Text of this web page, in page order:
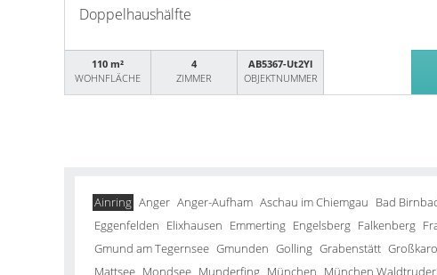
Doppelhaushälfte
110 m²
WOHNFLÄCHE
4
ZIMMER
AB5367-Ut2Yl
OBJEKTNUMMER
Ainring Anger Anger-Aufham Aschau im Chiemgau Bad
Eggenfelden Elixhausen Emmerting Engelsberg Falkenberg
Gmund am Tegernsee Gmunden Golling Grabenstätt
Mattsee Mondsee Munderfing München München